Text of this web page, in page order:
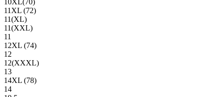
11XL (72)
11(XL)
11(XXL)
11
12XL (74)
12
12(ХХХL)
13
14XL (78)
14